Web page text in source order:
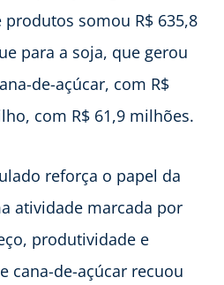
somou R$ 635,8
para a soja, que gerou
de-açúcar, com R$
com R$ 61,9 milhões.
reforça o papel da
atividade marcada por
produtividade e
cana-de-açúcar recuou